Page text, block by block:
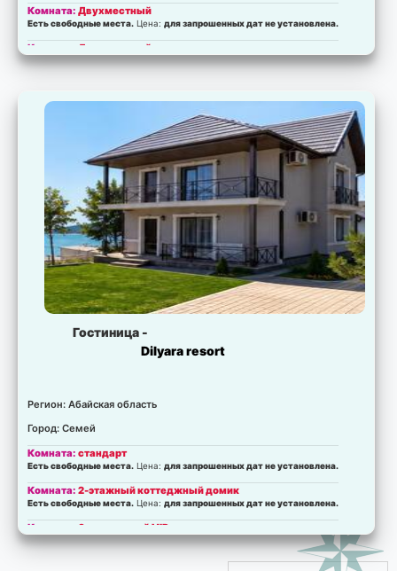
Комната:Двухместный
Есть свободные места. Цена:для запрошенных дат не установлена.
Комната: Двухместный
Есть свободные места.Цена:для запрошенных дат не установлена.
Гостиница -
Dilyara resort
Регион: Абайская область
Город: Семей
Комната:стандарт
Есть свободные места. Цена:для запрошенных дат не установлена.
Комната:2-этажный коттеджный домик
Есть свободные места. Цена:для запрошенных дат не установлена.
Комната: 6-ти местный VIP
Есть свободные места.Цена:для запрошенных дат не установлена.